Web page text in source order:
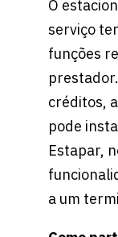
O
serviço
funções
créditos,
pode
Estapar,
a um